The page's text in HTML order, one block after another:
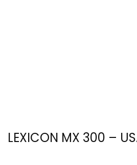
LEXICON MX 300 –